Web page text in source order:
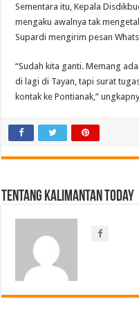
Sementara itu, Kepala
mengaku awalnya tak
Supardi mengirim pesan
“Sudah kita ganti. Memang
di lagi di Tayan, tapi surat
kontak ke Pontianak,”
Tentang Kalimantan Today